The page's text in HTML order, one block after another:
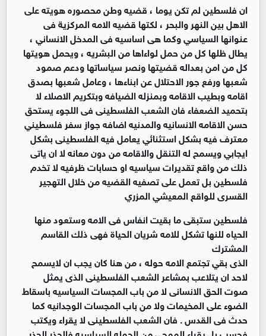
ان فلسطين لم تكن يوما ، قضيه وطن محصوره هويته على
الاهل بين النهر والبحر ، لكتها قضيه الامه المركزية فى
عنوانها السياسي وكما هى اساسيه فى المدخل الانساني ،
يطال ظلها كل من حمل لواءاها من البشريه ، ويحمل هويتها
كل من امن بعداله قضيتها ونصر سياساتها ودعم صمود
شعبها ورفع جور الاحتلال عن ابناءها ، وعامل شعبها بصدق
اقامه وبطيب الاقامه وبمنزله الضيافه وبتكريم الاصلاء لا
بتحميد الضعفاء فان الشعب الفلسطينى فى اللجوء يستحق
حسن الاقامه الانسانيه والمدنيه اضافه جواز سفر فلسطيني
معترف فيه بشكل استثنائي يعامل فيه الفلسطينى بشكل
ايجابي ويسمح له التنقل والاقامه من دون معانه لا ان ياتى
ذلك من واقع تقديرات سياسيه او حسابات ظرفيه لا تخدم
فلسطين بل تعمل على تصفيه القضيه من خلال التهجير
القسرى للواقع المعيشي المزري
فلسطين ستبقى ما بقيت انفاس فى الامه وستعود منها
الحياه للنها تشكل للامه شريان الحياة فهى ذلك القاسم
المشترك
الذى بقي تجتمع الامه حوله ، من هنا كان يجب ان لايسمح
لاحد ان يتلاعب بمشاعر الشعب الفلسطينى الذى يمثل
صوت الحق الانسانى لا من باب المجسات السياسيه باسقاط
الضوء على المخيمات ولا من باب المجسات الوجدانيه كما
حدث فى القدس . فان الشعب الفلسطينى لا يقراء ويكتب
فحسب بل يقراء الممحى من الجمله السياسيه فالحذر الحذر